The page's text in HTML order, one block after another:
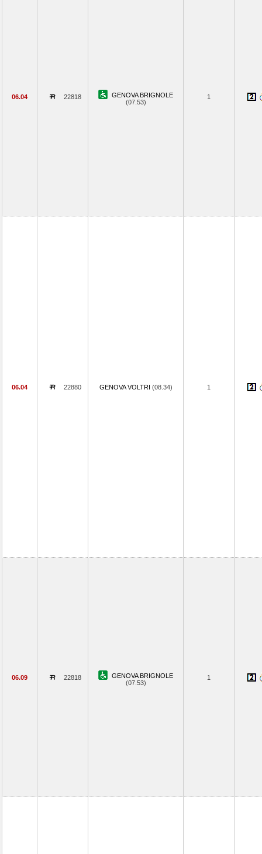
06.04 22818
GENOVA BRIGNOLE
(07.53)
1
06.04 22880 GENOVA VOLTRI (08.34) 1
06.09 22818
GENOVA BRIGNOLE
(07.53)
1